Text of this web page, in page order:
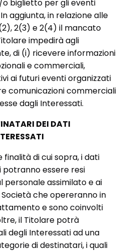
biglietto per gli eventi
aggiunta, in relazione alle
2(3) e 2(4) il mancato
impedirà agli
di (i) ricevere informazioni
e commerciali,
ai futuri eventi organizzati
comunicazioni commerciali
dagli Interessati.
DEI DATI
di cui sopra, i dati
potranno essere resi
personale assimilato e ai
che opereranno in
e sono coinvolti
il Titolare potrà
degli Interessati ad una
di destinatari, i quali